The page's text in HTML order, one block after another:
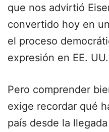
que nos advirtió
convertido hoy en
el proceso
expresión en EE. UU.
Pero comprender
exige recordar qué
país desde la